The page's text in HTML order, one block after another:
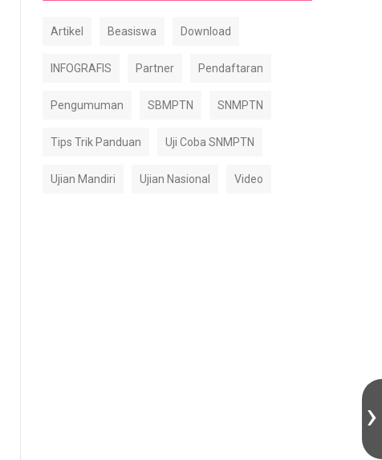
Artikel Beasiswa Download
INFOGRAFIS Partner Pendaftaran
Pengumuman SBMPTN SNMPTN
Tips Trik Panduan Uji Coba SNMPTN
Ujian Mandiri Ujian Nasional Video